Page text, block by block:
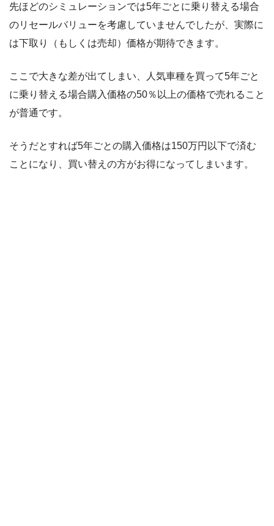
先ほどのシミュレーションでは5年ごとに乗り替える場合
のリセールバリューを考慮していませんでしたが、実際に
は下取り（もしくは売却）価格が期待できます。
ここで大きな差が出てしまい、人気車種を買って5年ごと
に乗り替える場合購入価格の50％以上の価格で売れること
が普通です。
そうだとすれば5年ごとの購入価格は150万円以下で済む
ことになり、買い替えの方がお得になってしまいます。